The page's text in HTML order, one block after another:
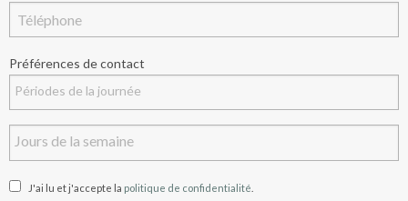
Préférences de contact
J'ai lu et j'accepte la politique de confidentialité